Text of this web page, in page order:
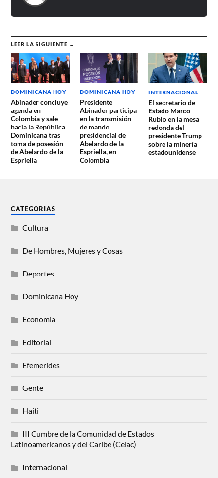
LEER LA SIGUIENTE →
DOMINICANA HOY
Abinader concluye
agenda en
Colombia y sale
hacia la República
Dominicana tras
toma de posesión
de Abelardo de la
Espriella
DOMINICANA HOY
Presidente
Abinader participa
en la transmisión
de mando
presidencial de
Abelardo de la
Espriella, en
Colombia
INTERNACIONAL
El secretario de
Estado Marco
Rubio en la mesa
redonda del
presidente Trump
sobre la minería
estadounidense
CATEGORIAS
Cultura
De Hombres, Mujeres y Cosas
Deportes
Dominicana Hoy
Economia
Editorial
Efemerides
Gente
Haiti
III Cumbre de la Comunidad de Estados
Latinoamericanos y del Caribe (Celac)
Internacional